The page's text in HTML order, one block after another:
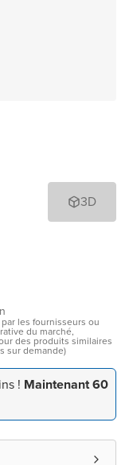
3D
les fournisseurs ou
du marché,
des produits similaires
sur demande)
! Maintenant 60